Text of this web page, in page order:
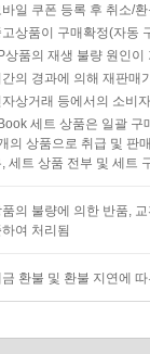
바일 쿠폰 등록 후 취소/
고상품이 구매확정(자동
상품의 재생 불량 원인
의 경과에 의해 재판매
자상거래 등에서의 소비
세트 상품은 일괄 구
의 상품으로 취급 및 판
, 세트 상품 전부 및 세트
의 불량에 의한 반품,
하여 처리됨
환불 및 환불 지연에